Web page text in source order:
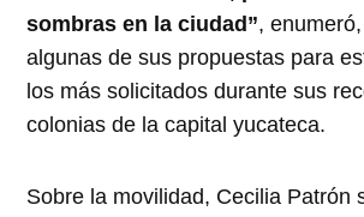
sombras en la ciudad”,
algunas de sus propuestas para
los más solicitados durante sus
colonias de la capital yucateca.
Sobre la movilidad, Cecilia Patrón